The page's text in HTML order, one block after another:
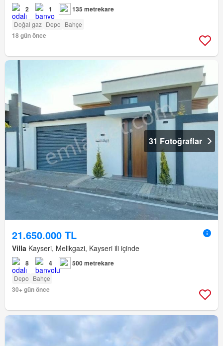
2 1 135 metrekare
Doğal gaz Depo Bahçe
18 gün önce
31 Fotoğraflar
21.650.000 TL
Villa Kayseri, Melikgazi, Kayseri ili içinde
8 4 500 metrekare
Depo Bahçe
30+ gün önce